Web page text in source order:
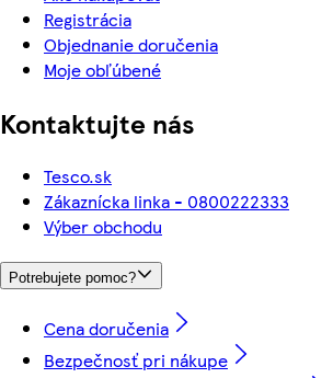
Registrácia
Objednanie doručenia
Moje obľúbené
Kontaktujte nás
Tesco.sk
Zákaznícka linka - 0800222333
Výber obchodu
Potrebujete pomoc?
Cena doručenia
Bezpečnosť pri nákupe